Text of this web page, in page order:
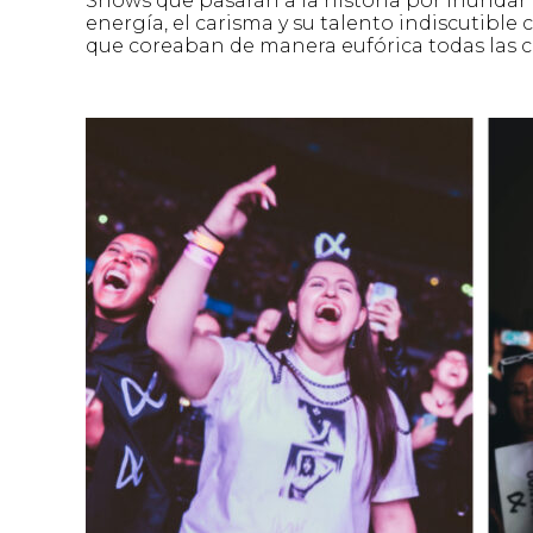
energía, el carisma y su talento indiscutible
que coreaban de manera eufórica todas las